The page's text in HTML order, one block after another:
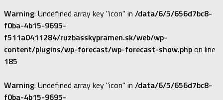
Warning: Undefined array key "icon" in /data/6/5/656d7bc8-
f0ba-4b15-9695-
f511a0411284/ruzbasskypramen.sk/web/wp-
content/plugins/wp-forecast/wp-forecast-show.phpon line
185
Warning: Undefined array key "icon" in /data/6/5/656d7bc8-
f0ba-4b15-9695-